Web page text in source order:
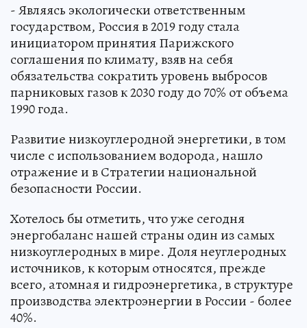
- Являясь экологически ответственным
государством, Россия в 2019 году стала
инициатором принятия Парижского
соглашения по климату, взяв на себя
обязательства сократить уровень выбросов
парниковых газов к 2030 году до 70% от объема
1990 года.
Развитие низкоуглеродной энергетики, в том
числе с использованием водорода, нашло
отражение и в Стратегии национальной
безопасности России.
Хотелось бы отметить, что уже сегодня
энергобаланс нашей страны один из самых
низкоуглеродных в мире. Доля неуглеродных
источников, к которым относятся, прежде
всего, атомная и гидроэнергетика, в структуре
производства электроэнергии в России - более
40%.